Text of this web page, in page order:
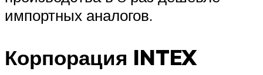
импортных аналогов.
Корпорация INTEX